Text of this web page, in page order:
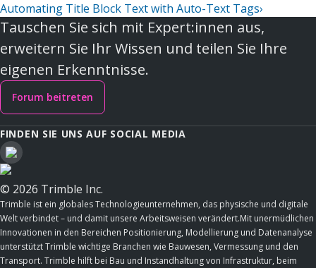
Automating Title Block Text with Auto-Text Tags›
Tauschen Sie sich mit Expert:innen aus,
erweitern Sie Ihr Wissen und teilen Sie Ihre
eigenen Erkenntnisse.
Forum beitreten
FINDEN SIE UNS AUF SOCIAL MEDIA
© 2026 Trimble Inc.
Trimble ist ein globales Technologieunternehmen, das physische und digitale
Welt verbindet – und damit unsere Arbeitsweisen verändert.Mit unermüdlichen
Innovationen in den Bereichen Positionierung, Modellierung und Datenanalyse
unterstützt Trimble wichtige Branchen wie Bauwesen, Vermessung und den
Transport. Trimble hilft bei Bau und Instandhaltung von Infrastruktur, beim